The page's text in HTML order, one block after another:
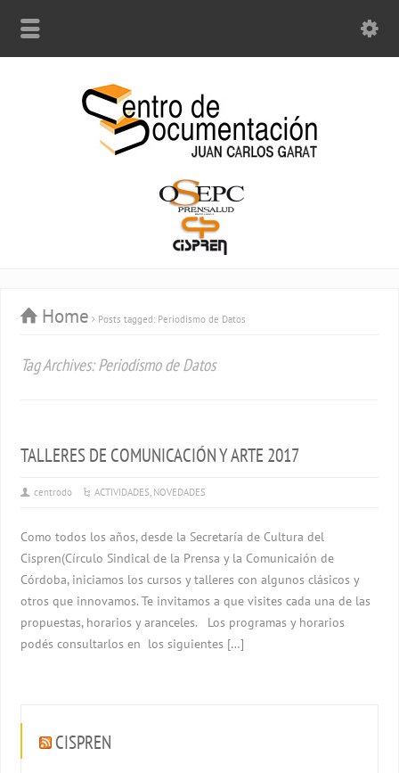
Home Posts tagged: Periodismo de Datos
Tag Archives: Periodismo de Datos
TALLERES DE COMUNICACIÓN Y ARTE 2017
centrodo ACTIVIDADES, NOVEDADES
Como todos los años, desde la Secretaría de Cultura del
Cispren(Círculo Sindical de la Prensa y la Comunicaión de
Córdoba, iniciamos los cursos y talleres con algunos clásicos y
otros que innovamos. Te invitamos a que visites cada una de las
propuestas, horarios y aranceles. Los programas y horarios
podés consultarlos en los siguientes […]
CISPREN